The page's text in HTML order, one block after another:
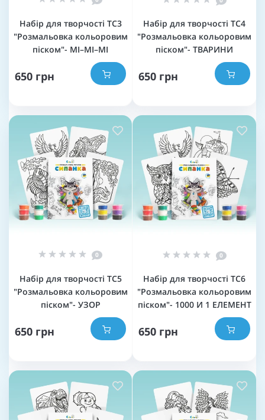
Набір для творчості TC3
"Розмальовка кольоровим
піском"- МІ–МІ–МІ
650 грн
Набір для творчості TC4
"Розмальовка кольоровим
піском"- ТВАРИНИ
650 грн
0
Набір для творчості TC5
"Розмальовка кольоровим
піском"- УЗОР
650 грн
0
Набір для творчості TC6
"Розмальовка кольоровим
піском"- 1000 И 1 ЕЛЕМЕНТ
650 грн